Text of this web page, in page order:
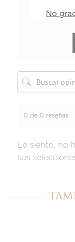
0 de 0 reseñas
Lo siento, no
sus
No